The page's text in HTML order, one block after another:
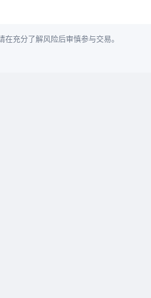
充分了解风险后审慎参与交易。